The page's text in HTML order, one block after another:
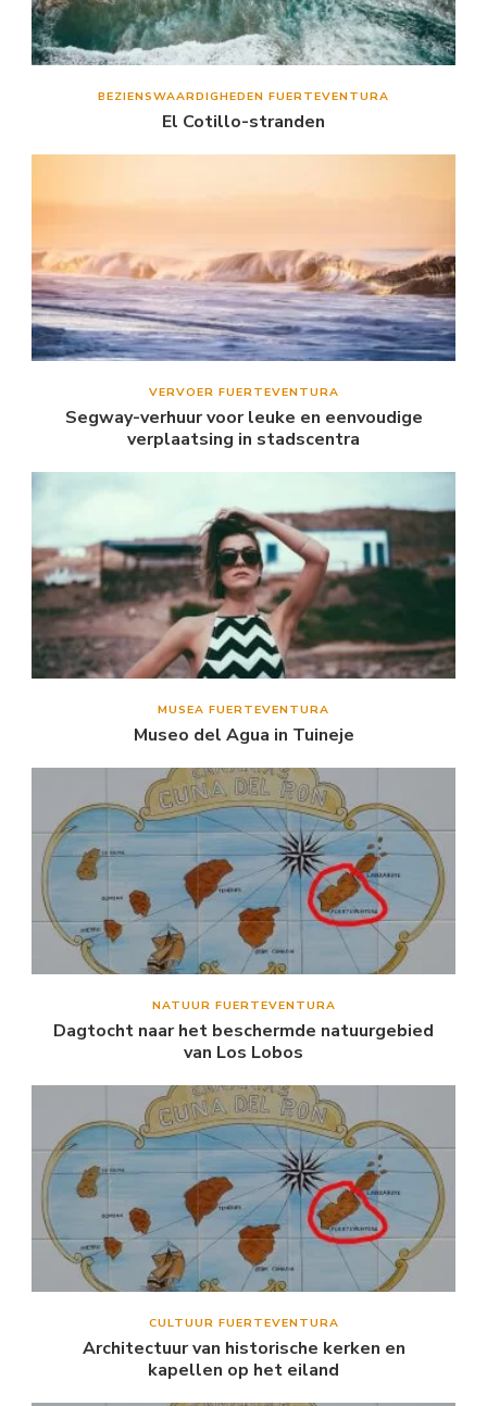
BEZIENSWAARDIGHEDEN FUERTEVENTURA
El Cotillo-stranden
VERVOER FUERTEVENTURA
Segway-verhuur voor leuke en eenvoudige
verplaatsing in stadscentra
MUSEA FUERTEVENTURA
Museo del Agua in Tuineje
NATUUR FUERTEVENTURA
Dagtocht naar het beschermde natuurgebied
van Los Lobos
CULTUUR FUERTEVENTURA
Architectuur van historische kerken en
kapellen op het eiland